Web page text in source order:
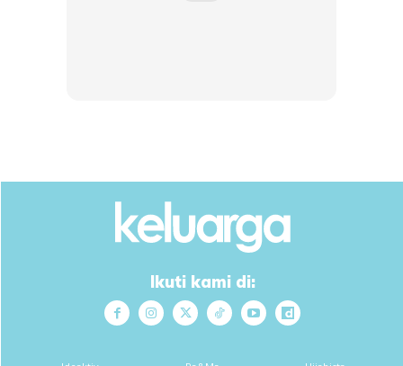
•Popiah cheezy crab stick
Makan tengahari:
Ikuti kami di: